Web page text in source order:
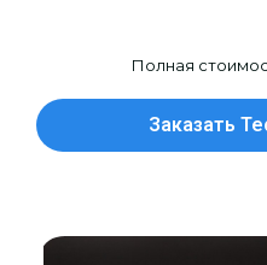
Полная
Заказать